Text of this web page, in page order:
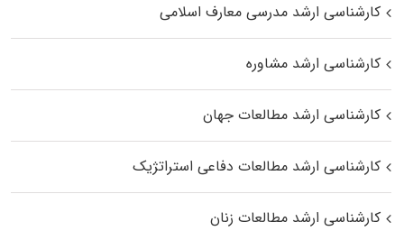
کارشناسی ارشد مدرسی معارف اسلامی
کارشناسی ارشد مشاوره
کارشناسی ارشد مطالعات جهان
کارشناسی ارشد مطالعات دفاعی استراتژیک
کارشناسی ارشد مطالعات زنان